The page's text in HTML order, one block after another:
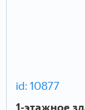
id: 10877